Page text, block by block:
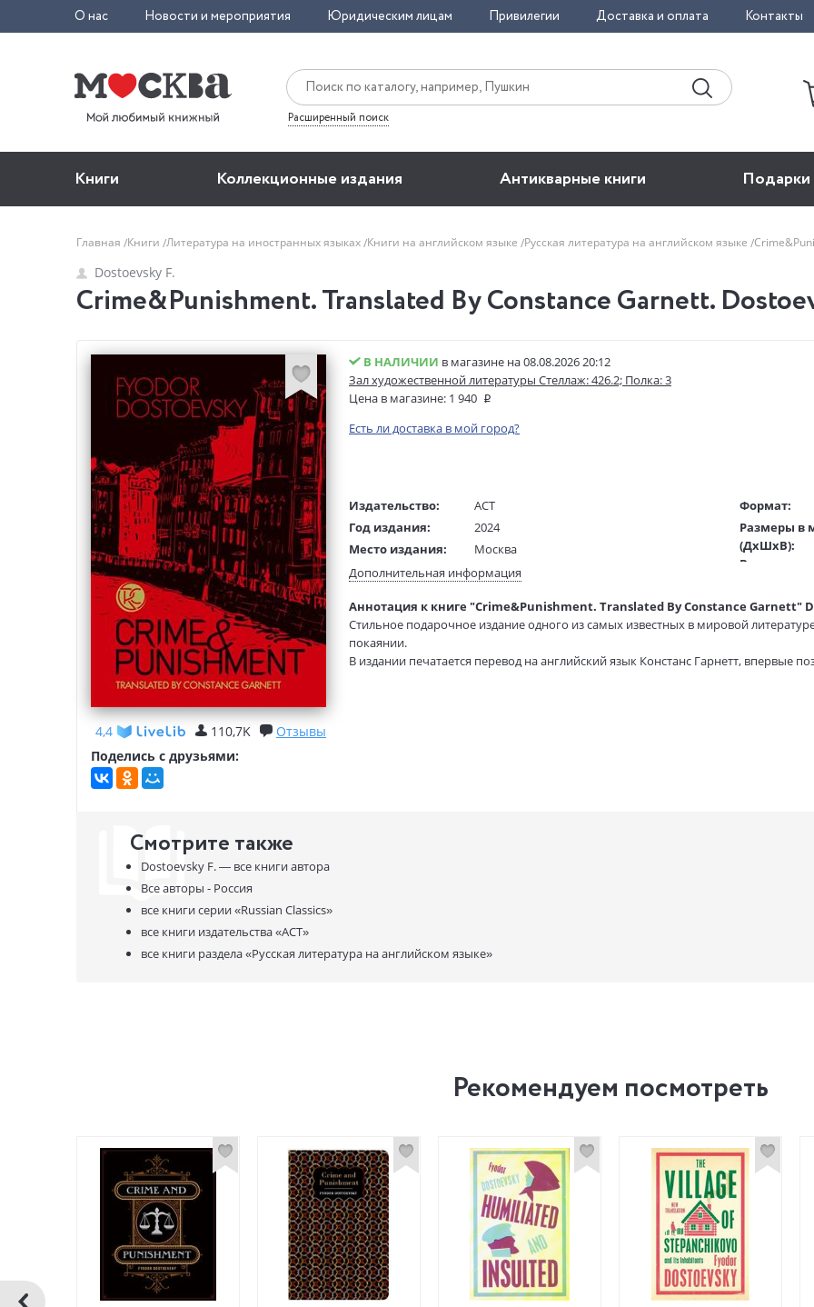
О нас Новости и мероприятия Юридическим лицам Привилегии Доставка и оплата Контакты
Расширенный поиск
Книги Коллекционные издания Антикварные книги Подарки
Главная Книги Литература на иностранных языках Книги на английском языке Русская литература на английском языке
Dostoevsky F.
Crime&Punishment. Translated By Constance Garnett.
4,4 110,7K
Отзывы
Поделись с друзьями:
В НАЛИЧИИ в магазине на 08.08.2026 20:12
Зал художественной литературы Стеллаж: 426.2; Полка: 3
Цена в магазине: 1 940
Есть ли доставка в мой город?
Издательство:
АСТ
Год издания:
2024
Место издания:
Москва
Возраст:
18+
Язык оригинала:
русский
составитель:
Голубцова О.
Перевод:
Гарнетт К.
Формат:
Размеры в
(ДхШхВ):
Вес:
Тираж:
Код товара:
ISBN:
Дополнительная информация
Аннотация к книге "Crime&Punishment. Translated By Constance Garnett"
Стильное подарочное издание одного из самых известных в мировой
покаянии.
В издании печатается перевод на английский язык Констанс Гарнетт, впервые
Смотрите также
Dostoevsky F. — все книги автора
Все авторы - Россия
все книги серии«Russian Classics»
все книги издательства«АСТ»
все книги раздела«Русская литература на английском языке»
Рекомендуем посмотреть